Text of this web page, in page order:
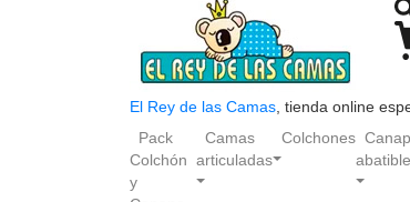
El Rey de las Camas , tienda online
Pack
Colchón
y
Camas
articuladas
Colchones